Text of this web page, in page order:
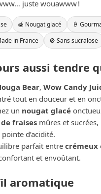
juste wouawww !
🍯 Nougat glacé
🍦
in France
🚫 Sans sucralose
aussi tendre
Bear,Wow Candy
tout en douceur et en
un nougat glacé
fraises mûres et sucrées,
d’acidité.
parfait entre
et envoûtant.
aromatique